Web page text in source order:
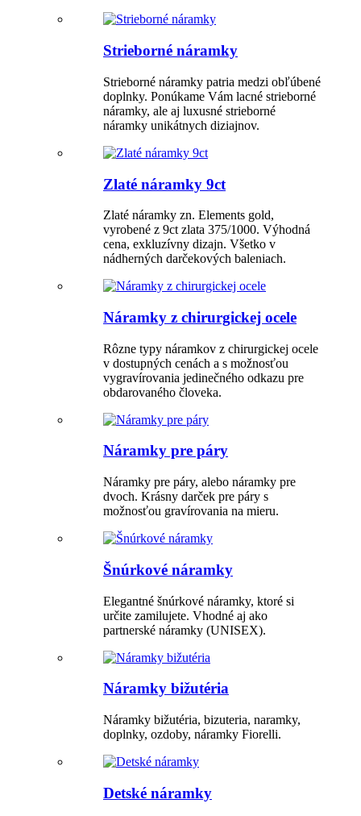
Strieborné náramky
Strieborné náramky patria medzi obľúbené
doplnky. Ponúkame Vám lacné strieborné
náramky, ale aj luxusné strieborné
náramky unikátnych diziajnov.
Zlaté náramky 9ct
Zlaté náramky zn. Elements gold,
vyrobené z 9ct zlata 375/1000. Výhodná
cena, exkluzívny dizajn. Všetko v
nádherných darčekových baleniach.
Náramky z chirurgickej ocele
Rôzne typy náramkov z chirurgickej ocele
v dostupných cenách a s možnosťou
vygravírovania jedinečného odkazu pre
obdarovaného človeka.
Náramky pre páry
Náramky pre páry, alebo náramky pre
dvoch. Krásny darček pre páry s
možnosťou gravírovania na mieru.
Šnúrkové náramky
Elegantné šnúrkové náramky, ktoré si
určite zamilujete. Vhodné aj ako
partnerské náramky (UNISEX).
Náramky bižutéria
Náramky bižutéria, bizuteria, naramky,
doplnky, ozdoby, náramky Fiorelli.
Detské náramky